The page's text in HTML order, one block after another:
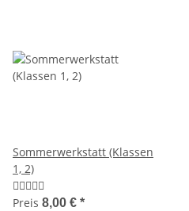
Sommerwerkstatt (Klassen
1, 2)
Preis 8,00 € *